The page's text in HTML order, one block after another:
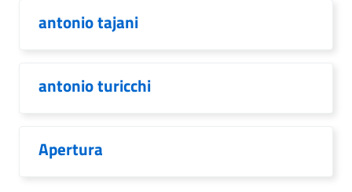
antonio tajani
antonio turicchi
Apertura